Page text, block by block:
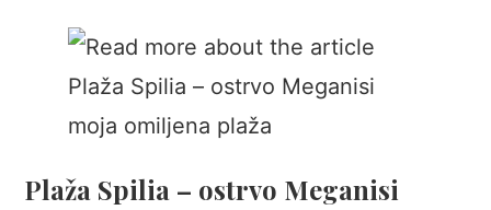
Plaža Spilia – ostrvo Meganisi